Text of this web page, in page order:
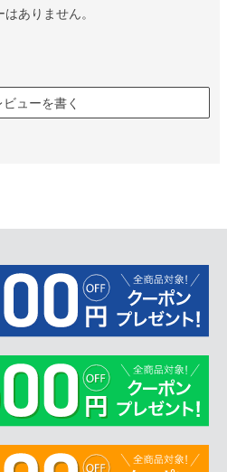
はありません。
ビューを書く